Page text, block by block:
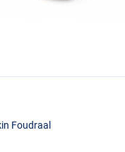
Foudraal